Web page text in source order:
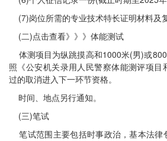
(7)岗位所需的专业技术特长证明材料及
(二)点击查看》》》体能测试
体测项目为纵跳摸高和1000米(男)或
照《公安机关录用人民警察体能测评项目
过的取消进入下一环节资格。
时间、地点另行通知。
(三)笔试
笔试范围主要包括时事政治，基本法律